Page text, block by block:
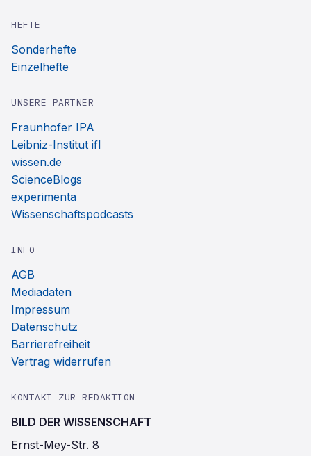
HEFTE
Sonderhefte
Einzelhefte
UNSERE PARTNER
Fraunhofer IPA
Leibniz-Institut ifl
wissen.de
ScienceBlogs
experimenta
Wissenschaftspodcasts
INFO
AGB
Mediadaten
Impressum
Datenschutz
Barrierefreiheit
Vertrag widerrufen
KONTAKT ZUR REDAKTION
BILD DER WISSENSCHAFT
Ernst-Mey-Str. 8